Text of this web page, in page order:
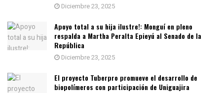
Diciembre 23, 2025
Apoyo total a su hija ilustre!: Monguí en pleno
respalda a Martha Peralta Epieyú al Senado de la
República
Diciembre 23, 2025
El proyecto Tuberpro promueve el desarrollo de
biopolímeros con participación de Uniguajira